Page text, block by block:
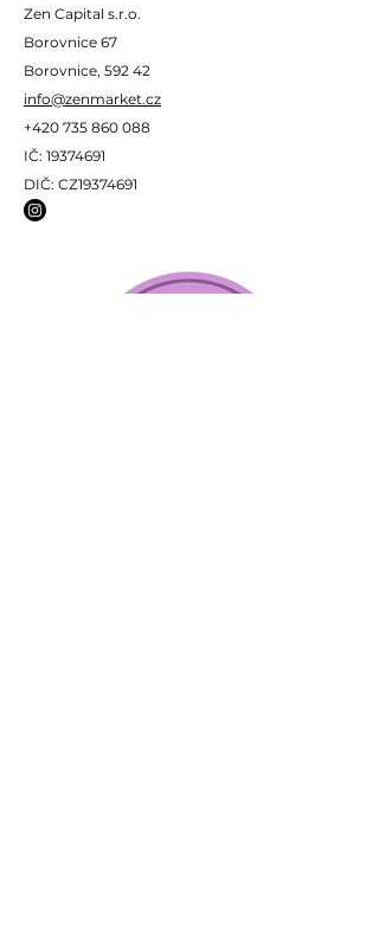
Zen Capital s.r.o.
Borovnice 67
Borovnice, 592 42
info@zenmarket.cz
+420 735 860 088
IČ: 19374691
DIČ: CZ19374691